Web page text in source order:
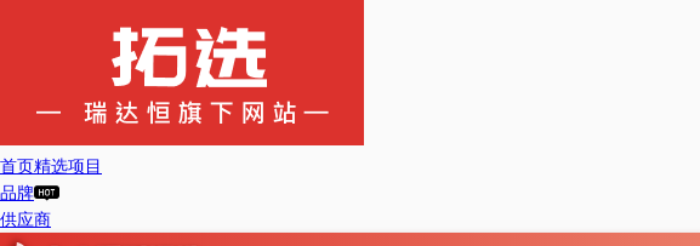
首页精选项目
品牌
供应商